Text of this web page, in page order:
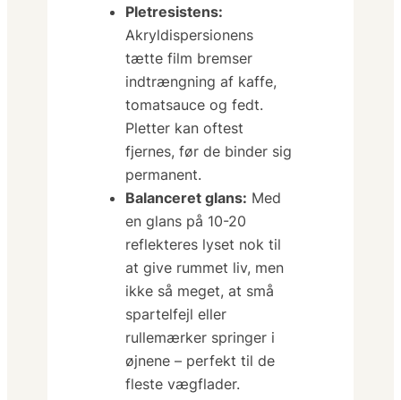
Pletresistens:
Akryldisper­sionens
tætte film bremser
indtrængning af kaffe,
tomatsauce og fedt.
Pletter kan oftest
fjernes, før de binder sig
permanent.
Balanceret glans: Med
en glans på 10-20
reflekteres lyset nok til
at give rummet liv, men
ikke så meget, at små
spartelfejl eller
rullemærker springer i
øjnene – perfekt til de
fleste vægflader.